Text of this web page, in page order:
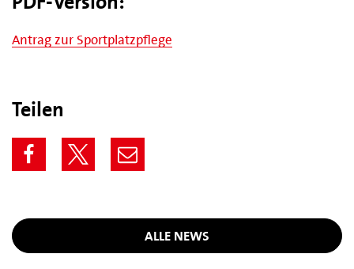
Antrag zur Sportplatzpflege
Teilen
ALLE NEWS